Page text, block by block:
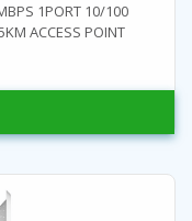
1PORT 10/100
ACCESS POINT